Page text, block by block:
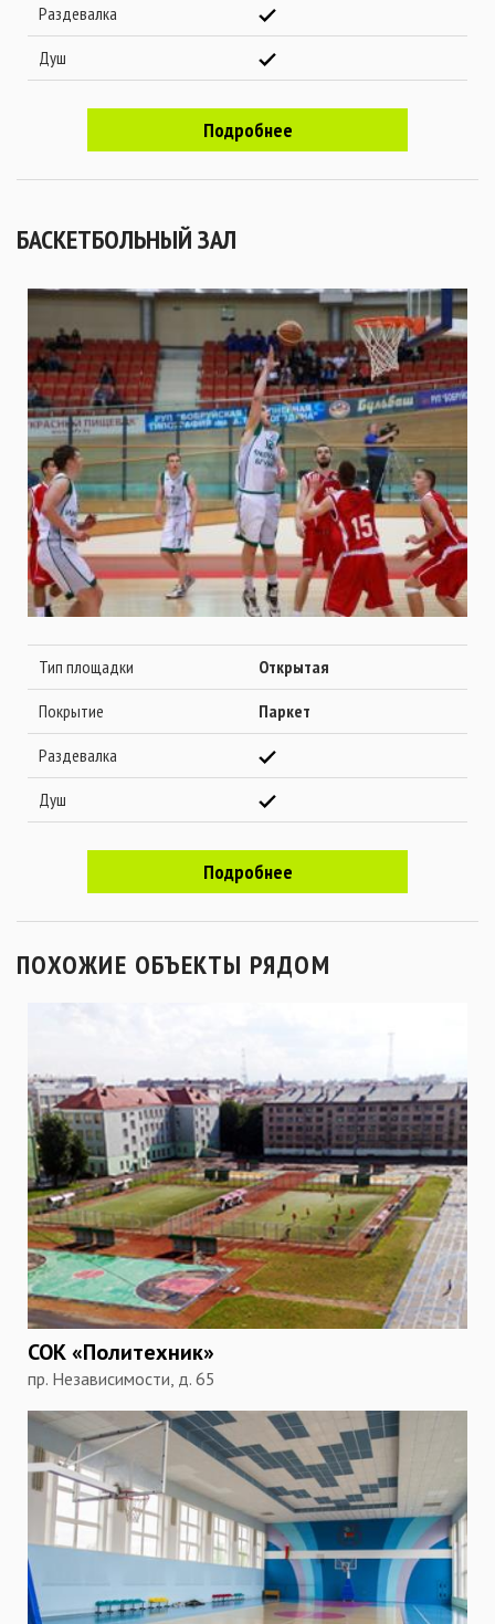
Раздевалка
Душ
Подробнее
БАСКЕТБОЛЬНЫЙ ЗАЛ
Тип площадки
Открытая
Покрытие
Паркет
Раздевалка
Душ
Подробнее
ПОХОЖИЕ ОБЪЕКТЫ РЯДОМ
СОК «Политехник»
пр. Независимости, д. 65